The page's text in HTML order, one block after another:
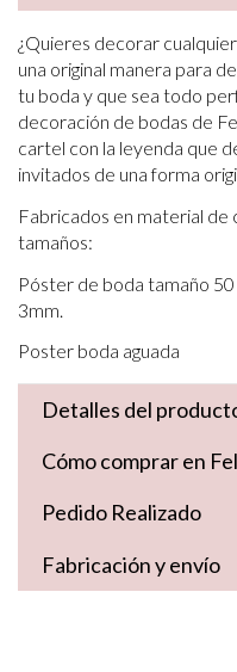
¿Quieres decorar
una original manera para
tu boda y que sea todo
decoración de bodas de
cartel con la leyenda que
invitados de una forma
Fabricados en material de
tamaños:
Póster de boda tamaño
3mm.
Poster boda aguada
Detalles del
Cómo comprar en
Pedido Realizado
Fabricación y envío